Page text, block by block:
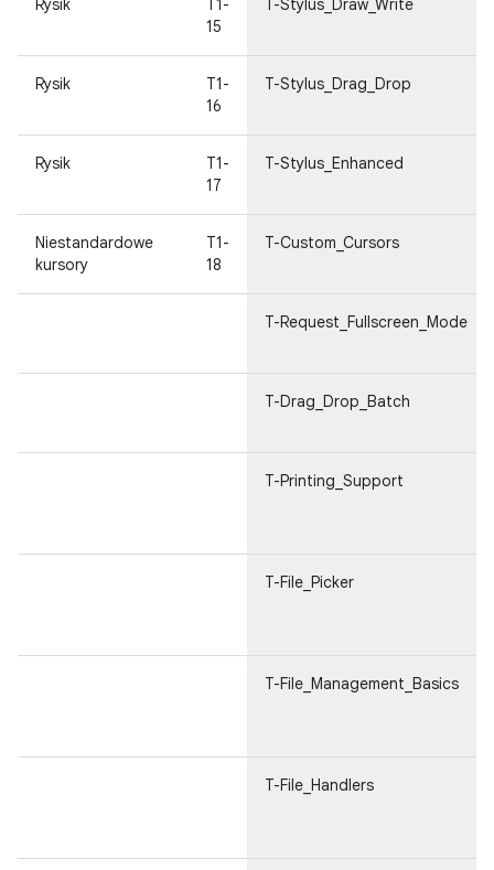
Rysik
T1-
15
T-Stylus_Draw_Write
Rysik
T1-
16
T-Stylus_Drag_Drop
Rysik
T1-
17
T-Stylus_Enhanced
Niestandardowe
kursory
T1-
18
T-Custom_Cursors
T-Request_Fullscreen_Mode
T-Drag_Drop_Batch
T-Printing_Support
T-File_Picker
T-File_Management_Basics
T-File_Handlers